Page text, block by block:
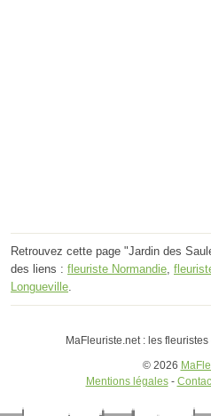
Retrouvez cette page "Jardin des
des liens : fleuriste Normandie,
Longueville.
MaFleuriste.net : les
© 2026
Mentions légales-